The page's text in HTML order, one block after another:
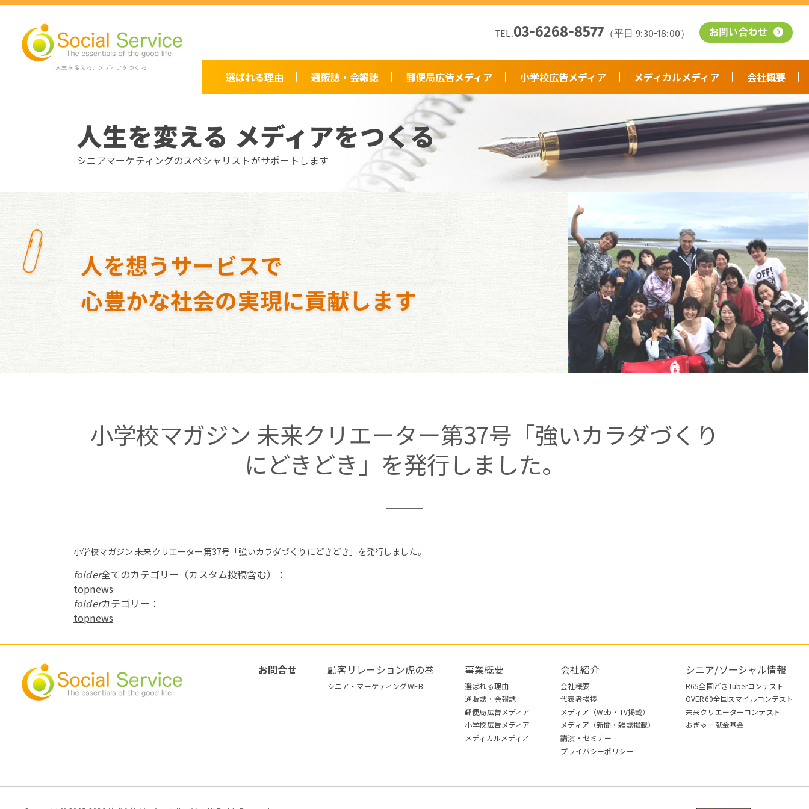
人生を変える、メディアをつくる
TEL.03-6268-8577 （平日 9:30-18:00） お問い合わせ
選ばれる理由 通販誌・会報誌 郵便局広告メディア 小学校広告メディア メディカルメディア 会社概要
人生を変える メディアをつくる
シニアマーケティングのスペシャリストがサポートします
人を想うサービスで
心豊かな社会の実現に貢献します
小学校マガジン 未来クリエーター第37号「強いカラダづくり
にどきどき」を発行しました。
小学校マガジン 未来クリエーター第37号 「強いカラダづくりにどきどき」 を発行しました。
folder全てのカテゴリー（カスタム投稿含む）：
topnews
folderカテゴリー：
topnews
お問合せ 顧客リレーション虎の巻
シニア・マーケティングWEB
事業概要
選ばれる理由
通販誌・会報誌
郵便局広告メディア
小学校広告メディア
メディカルメディア
会社紹介
会社概要
代表者挨拶
メディア（Web・TV掲載）
メディア（新聞・雑誌掲載）
講演・セミナー
プライバシーポリシー
シニア/ソーシャル情報
R65全国どきTuberコンテスト
OVER60全国スマイルコンテスト
未来クリエーターコンテスト
おぎゃー献金基金